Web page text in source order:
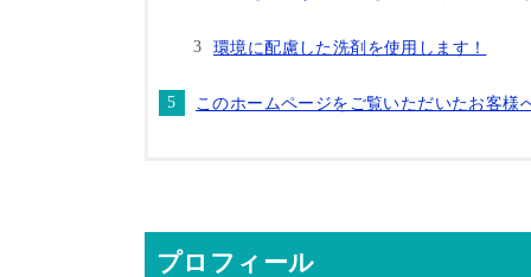
環境に配慮した洗剤を使用します！
このホームページをご覧いただいたお客様
プロフィール